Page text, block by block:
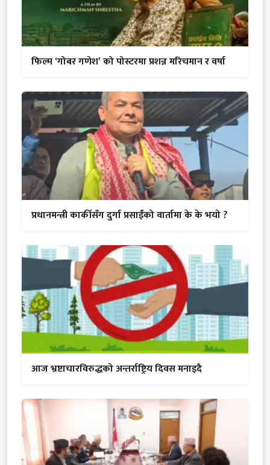
फिल्म ‘गोबर गणेश’ को पोस्टरमा प्रशन्न मरिचमान र वर्षा
प्रधानमन्त्री कार्कीसँग दुर्गा प्रसाईंको वार्तामा के के भयो ?
आज भ्रष्टाचारविरुद्धको अन्तर्राष्ट्रिय दिवस मनाइदै